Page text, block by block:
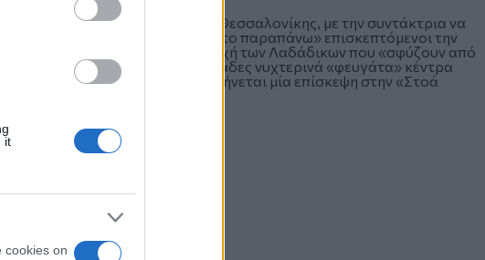
it
cookies on
απουσιάσουν τα Μουσεία της Θεσσαλονίκης, με την συντάκτρια να
Τέχνης αποζημιώνονται με το παραπάνω» επισκεπτόμενοι την
για τους τουρίστες περιοχή των Λαδάδικων που «σφύζουν από
της «Βαλαωρίτου», με τα δεκάδες νυχτερινά «φευγάτα» κέντρα
πάρουν «γεύση» Ελλάδος συστήνεται μία επίσκεψη στην «Στοά